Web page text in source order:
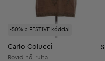
-50% a FESTIVE kóddal
Carlo Colucci S
Rövid női ruha